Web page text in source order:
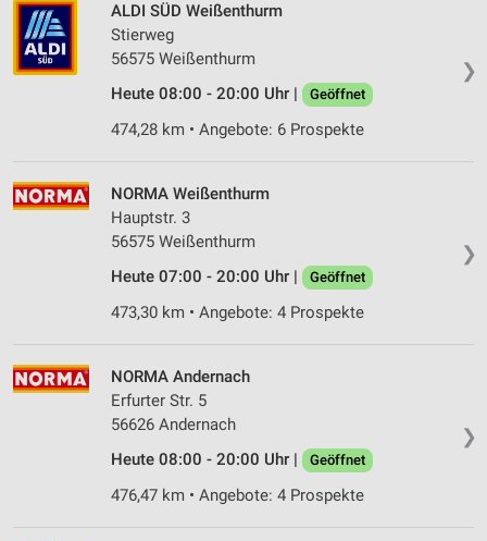
❯
ALDI SÜD Weißenthurm
Stierweg
56575 Weißenthurm
Heute 08:00 - 20:00 Uhr |
Geöffnet
474,28 km • Angebote: 6 Prospekte
❯
NORMA Weißenthurm
Hauptstr. 3
56575 Weißenthurm
Heute 07:00 - 20:00 Uhr |
Geöffnet
473,30 km • Angebote: 4 Prospekte
❯
NORMA Andernach
Erfurter Str. 5
56626 Andernach
Heute 08:00 - 20:00 Uhr |
Geöffnet
476,47 km • Angebote: 4 Prospekte